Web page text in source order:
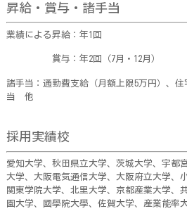
昇給・賞与・諸手当
業績による昇給：年1回
賞与：年2回（7月・12月）
諸手当：通勤費支給（月額上限5万円）、
当 他
採用実績校
愛知大学、秋田県立大学、茨城大学、宇都
大学、大阪電気通信大学、大阪府立大学、
関東学院大学、北里大学、京都産業大学、
園大学、國學院大學、佐賀大学、産業能率